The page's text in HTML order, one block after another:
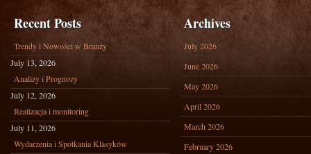
Recent Posts
Trendy i Nowości w Branży
July 13, 2026
Analizy i Prognozy
July 12, 2026
Realizacja i monitoring
July 11, 2026
Wydarzenia i Spotkania Klasyków
Archives
July 2026
June 2026
May 2026
April 2026
March 2026
February 2026